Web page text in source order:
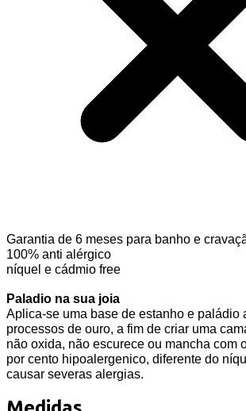
Garantia de 6 meses para banho e
100% anti alérgico
níquel e cádmio free
Paladio na sua joia
Aplica-se uma base de estanho e paládio
processos de ouro, a fim de criar uma
não oxida, não escurece ou mancha com
por cento hipoalergenico, diferente do
causar severas alergias.